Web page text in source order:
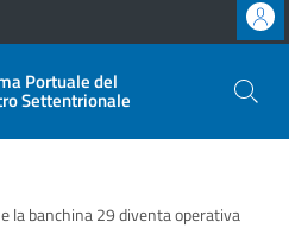
Portuale del
Settentrionale
la banchina 29 diventa operativa